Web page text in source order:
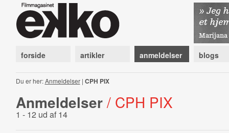
forside artikler anmeldelser blogs
Du er her:Anmeldelser| CPH PIX
Anmeldelser / CPH PIX
1 - 12 ud af 14